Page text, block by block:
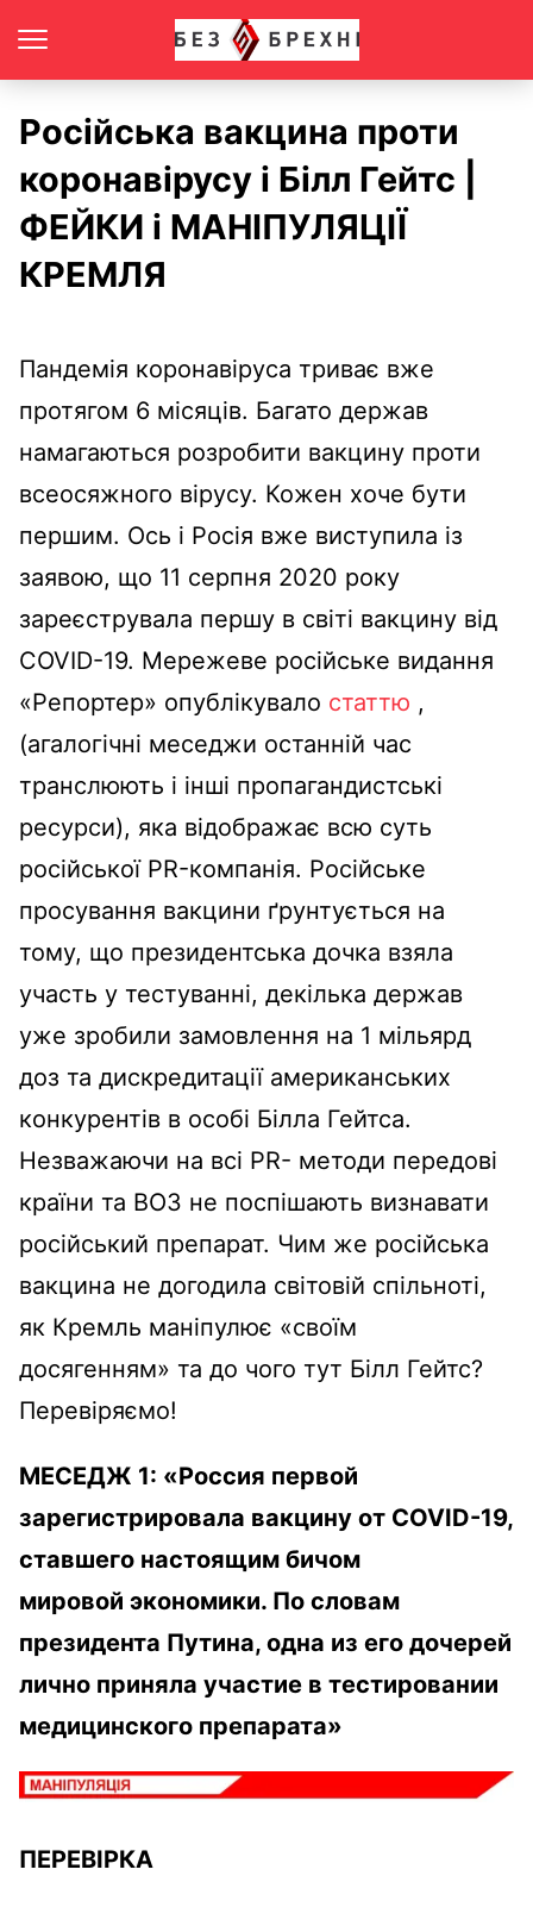
Російська вакцина проти
коронавірусу і Білл Гейтс |
ФЕЙКИ і МАНІПУЛЯЦІЇ
КРЕМЛЯ
Пандемія коронавіруса триває вже
протягом 6 місяців. Багато держав
намагаються розробити вакцину проти
всеосяжного вірусу. Кожен хоче бути
першим. Ось і Росія вже виступила із
заявою, що 11 серпня 2020 року
зареєструвала першу в світі вакцину від
COVID-19. Мережеве російське видання
«Репортер» опублікувало статтю ,
(агалогічні меседжи останній час
транслюють і інші пропагандистські
ресурси), яка відображає всю суть
російської PR-компанія. Російське
просування вакцини ґрунтується на
тому, що президентська дочка взяла
участь у тестуванні, декілька держав
уже зробили замовлення на 1 мільярд
доз та дискредитації американських
конкурентів в особі Білла Гейтса.
Незважаючи на всі PR- методи передові
країни та ВОЗ не поспішають визнавати
російський препарат. Чим же російська
вакцина не догодила світовій спільноті,
як Кремль маніпулює «своїм
досягенням» та до чого тут Білл Гейтс?
Перевіряємо!
МЕСЕДЖ 1: «Россия первой
зарегистрировала вакцину от COVID-19,
ставшего настоящим бичом
мировой экономики. По словам
президента Путина, одна из его дочерей
лично приняла участие в тестировании
медицинского препарата»
ПЕРЕВІРКА